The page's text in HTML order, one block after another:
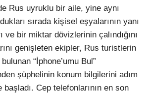
Rus uyruklu bir aile, yine aynı
sırada kişisel eşyalarının yanı
ve bir miktar dövizlerinin çalındığını
genişleten ekipler, Rus turistlerin
“İphone’umu Bul”
şüphelinin konum bilgilerini adım
Cep telefonlarının en son